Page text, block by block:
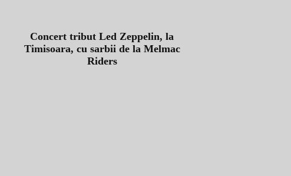
Concert tribut Led Zeppelin, la
Timisoara, cu sarbii de la Melmac
Riders